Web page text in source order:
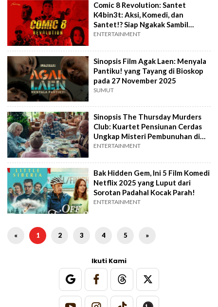
Comic 8 Revolution: Santet
K4bin3t: Aksi, Komedi, dan
Santet!? Siap Ngakak Sambil
Merinding
ENTERTAINMENT
Sinopsis Film Agak Laen: Menyala
Pantiku! yang Tayang di Bioskop
pada 27 November 2025
SUMUT
Sinopsis The Thursday Murders
Club: Kuartet Pensiunan Cerdas
Ungkap Misteri Pembunuhan di
Netflix
ENTERTAINMENT
Bak Hidden Gem, Ini 5 Film Komedi
Netflix 2025 yang Luput dari
Sorotan Padahal Kocak Parah!
ENTERTAINMENT
« 1 2 3 4 5 »
Ikuti Kami